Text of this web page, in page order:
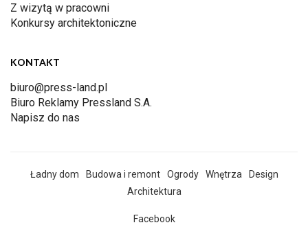
Z wizytą w pracowni
Konkursy architektoniczne
KONTAKT
biuro@press-land.pl
Biuro Reklamy Pressland S.A.
Napisz do nas
Ładny dom Budowa i remont Ogrody Wnętrza
Design
Architektura
Facebook